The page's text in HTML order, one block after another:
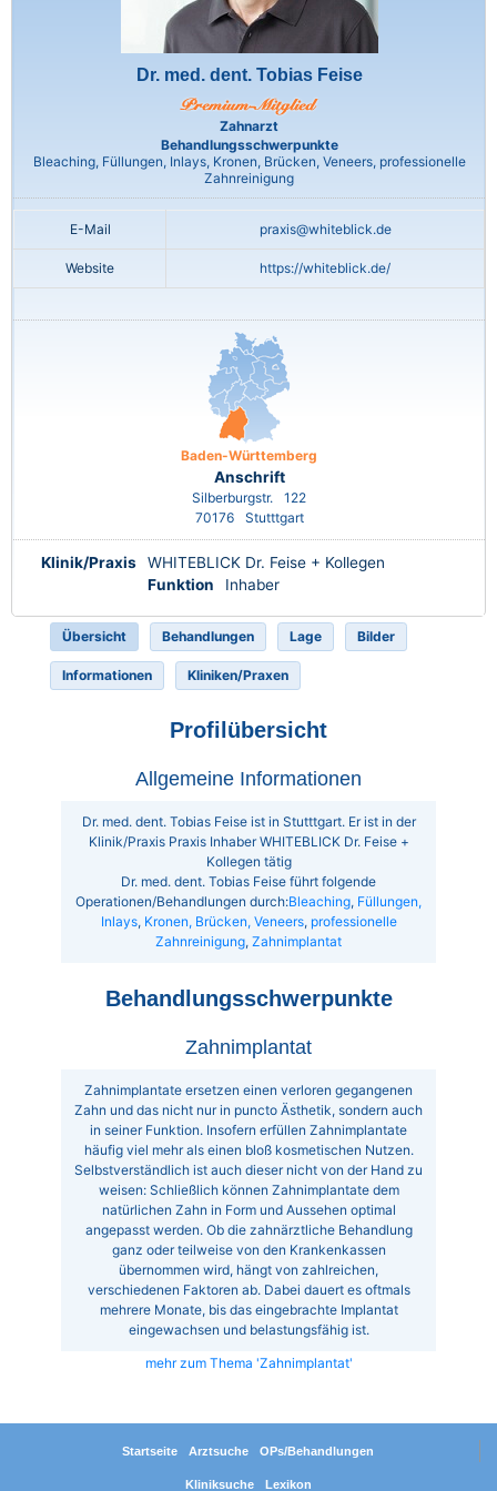
Dr. med. dent. Tobias Feise
Zahnarzt
Behandlungsschwerpunkte
Bleaching, Füllungen, Inlays, Kronen, Brücken, Veneers, professionelle
Zahnreinigung
E-Mail praxis@whiteblick.de
Website https://whiteblick.de/
Baden-Württemberg
Anschrift
Silberburgstr.
122
70176
Stutttgart
Klinik/Praxis
WHITEBLICK Dr. Feise + Kollegen
Funktion
Inhaber
Übersicht Behandlungen Lage Bilder
Informationen Kliniken/Praxen
Profilübersicht
Allgemeine Informationen
Dr. med. dent. Tobias Feise ist in Stutttgart. Er ist in der
Klinik/Praxis Praxis Inhaber WHITEBLICK Dr. Feise +
Kollegen tätig
Dr. med. dent. Tobias Feise führt folgende
Operationen/Behandlungen durch:Bleaching, Füllungen,
Inlays, Kronen, Brücken, Veneers, professionelle
Zahnreinigung, Zahnimplantat
Behandlungsschwerpunkte
Zahnimplantat
Zahnimplantate ersetzen einen verloren gegangenen
Zahn und das nicht nur in puncto Ästhetik, sondern auch
in seiner Funktion. Insofern erfüllen Zahnimplantate
häufig viel mehr als einen bloß kosmetischen Nutzen.
Selbstverständlich ist auch dieser nicht von der Hand zu
weisen: Schließlich können Zahnimplantate dem
natürlichen Zahn in Form und Aussehen optimal
angepasst werden. Ob die zahnärztliche Behandlung
ganz oder teilweise von den Krankenkassen
übernommen wird, hängt von zahlreichen,
verschiedenen Faktoren ab. Dabei dauert es oftmals
mehrere Monate, bis das eingebrachte Implantat
eingewachsen und belastungsfähig ist.
mehr zum Thema 'Zahnimplantat'
Startseite Arztsuche OPs/Behandlungen
Kliniksuche Lexikon